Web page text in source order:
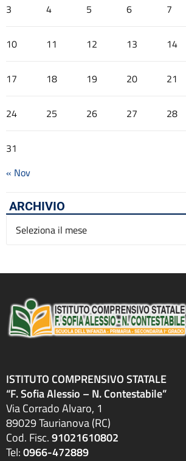
3 4 5 6 7
10 11 12 13 14
17 18 19 20 21
24 25 26 27 28
31
« Nov
ARCHIVIO
Archivio
ISTITUTO COMPRENSIVO STATALE
“F. Sofia Alessio – N. Contestabile”
Via Corrado Alvaro, 1
89029 Taurianova (RC)
Cod. Fisc.91021610802
Tel:0966-472889